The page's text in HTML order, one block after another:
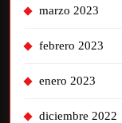
marzo 2023
febrero 2023
enero 2023
diciembre 2022